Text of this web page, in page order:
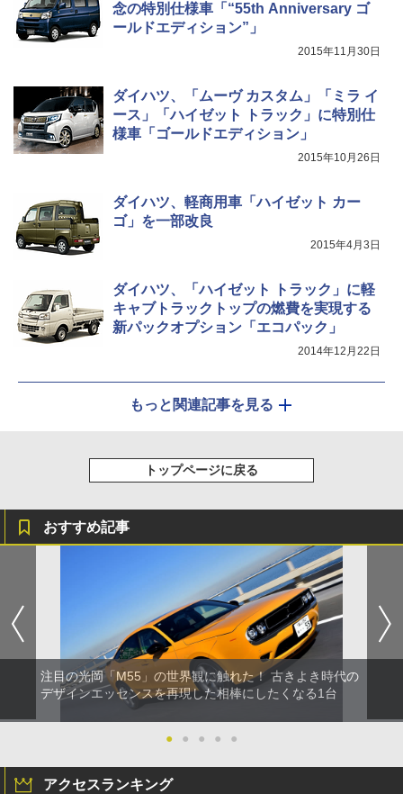
念の特別仕様車「“55th Anniversary ゴ
ールドエディション”」
2015年11月30日
ダイハツ、「ムーヴ カスタム」「ミラ イ
ース」「ハイゼット トラック」に特別仕
様車「ゴールドエディション」
2015年10月26日
ダイハツ、軽商用車「ハイゼット カー
ゴ」を一部改良
2015年4月3日
ダイハツ、「ハイゼット トラック」に軽
キャブトラックトップの燃費を実現する
新パックオプション「エコパック」
2014年12月22日
もっと関連記事を見る
トップページに戻る
おすすめ記事
注目の光岡「M55」の世界観に触れた！ 古きよき時代の
デザインエッセンスを再現した相棒にしたくなる1台
● ● ● ● ●
アクセスランキング